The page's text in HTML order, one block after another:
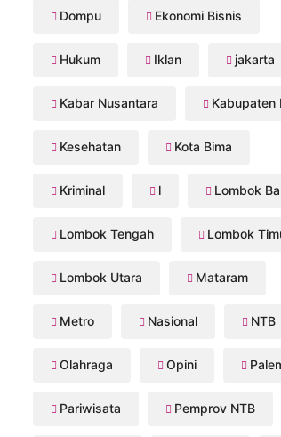
Dompu Ekonomi Bisnis
Hukum Iklan jakarta
Kabar Nusantara Kabupaten
Kesehatan Kota Bima
Kriminal l Lombok
Lombok Tengah Lombok
Lombok Utara Mataram
Metro Nasional NTB
Olahraga Opini
Pariwisata Pemprov NTB